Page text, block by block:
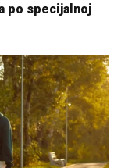
po specijalnoj